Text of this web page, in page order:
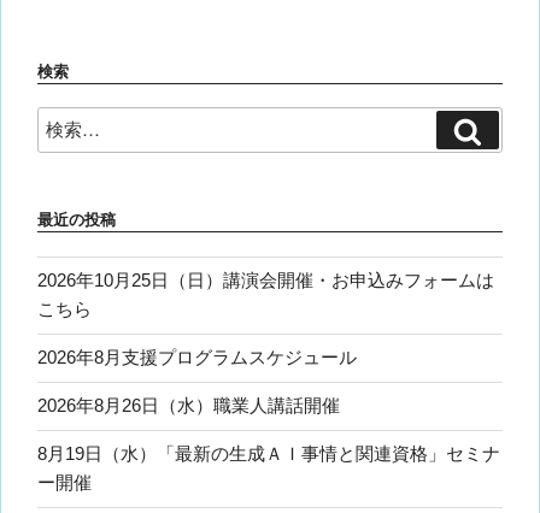
検索
検
索:
最近の投稿
2026年10月25日（日）講演会開催・お申込みフォームは
こちら
2026年8月支援プログラムスケジュール
2026年8月26日（水）職業人講話開催
8月19日（水）「最新の生成ＡＩ事情と関連資格」セミナ
ー開催